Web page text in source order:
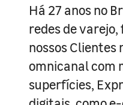
Há 27 anos no
redes de
nossos Clientes
omnicanal com
superfícies,